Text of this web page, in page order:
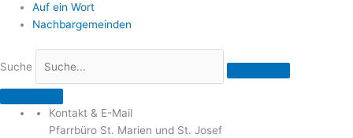
Auf ein Wort
Nachbargemeinden
Suche
Kontakt & E-Mail
Pfarrbüro St. Marien und St. Josef